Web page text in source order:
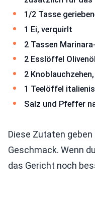
1/2 Tasse
1 Ei, verquirlt
2 Tassen
2 Esslöffel Olivenöl
2
1 Teelöffel
Salz und Pfeffer
Diese Zutaten
Geschmack. Wenn
das Gericht noch